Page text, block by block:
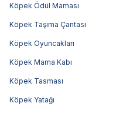
Köpek Ödül Maması
Köpek Taşıma Çantası
Köpek Oyuncakları
Köpek Mama Kabı
Köpek Tasması
Köpek Yatağı